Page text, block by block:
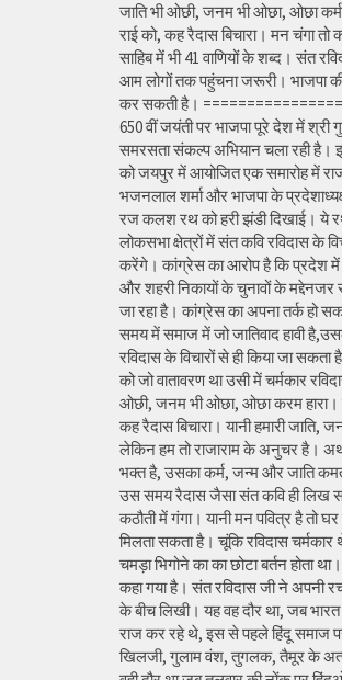
जाति भी ओछी, जनम भी ओछा, ओछा कर्म
राई को, कह रैदास बिचारा। मन चंगा
साहिब में भी 41 वाणियों के शब्द। संत
आम लोगों तक पहुंचना जरूरी। भाजपा
कर सकती है। ================
650 वीं जयंती पर भाजपा पूरे देश में श्री
समरसता संकल्प अभियान चला रही है।
को जयपुर में आयोजित एक समारोह में
भजनलाल शर्मा और भाजपा के
रज कलश रथ को हरी झंडी दिखाई। ये
लोकसभा क्षेत्रों में संत कवि रविदास के
करेंगे। कांग्रेस का आरोप है कि प्रदेश में
और शहरी निकायों के चुनावों के
जा रहा है। कांग्रेस का अपना तर्क हो
समय में समाज में जो जातिवाद हावी
रविदास के विचारों से ही किया जा
को जो वातावरण था उसी में चर्मकार
ओछी, जनम भी ओछा, ओछा करम हारा।
कह रैदास बिचारा। यानी हमारी जाति,
लेकिन हम तो राजाराम के अनुचर है।
भक्त है, उसका कर्म, जन्म और जाति
उस समय रैदास जैसा संत कवि ही लिख
कठौती में गंगा। यानी मन पवित्र है तो
मिलता सकता है। चूंकि रविदास
चमड़ा भिगोने का का छोटा बर्तन होता
कहा गया है। संत रविदास जी ने अपनी
के बीच लिखी। यह वह दौर था, जब
राज कर रहे थे, इस से पहले हिंदू समाज
खिलजी, गुलाम वंश, तुगलक, तैमूर के